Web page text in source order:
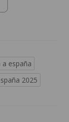
a españa
2025